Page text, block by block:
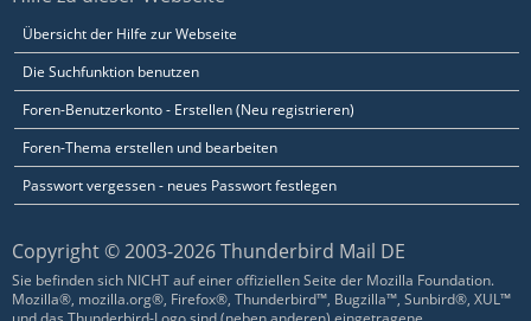
Übersicht der Hilfe zur Webseite
Die Suchfunktion benutzen
Foren-Benutzerkonto - Erstellen (Neu registrieren)
Foren-Thema erstellen und bearbeiten
Passwort vergessen - neues Passwort festlegen
Copyright © 2003-2026 Thunderbird Mail DE
Sie befinden sich NICHT auf einer offiziellen Seite der Mozilla Foundation.
Mozilla®, mozilla.org®, Firefox®, Thunderbird™, Bugzilla™, Sunbird®, XUL™